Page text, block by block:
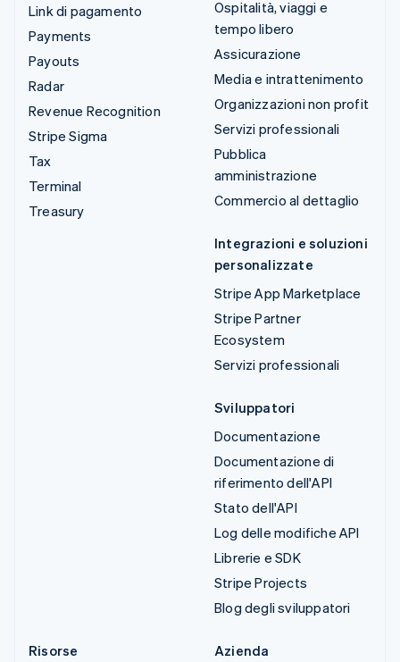
Link di pagamento
Payments
Payouts
Radar
Revenue Recognition
Stripe Sigma
Tax
Terminal
Treasury
Ospitalità, viaggi e
tempo libero
Assicurazione
Media e intrattenimento
Organizzazioni non profit
Servizi professionali
Pubblica
amministrazione
Commercio al dettaglio
Integrazioni e soluzioni
personalizzate
Stripe App Marketplace
Stripe Partner
Ecosystem
Servizi professionali
Sviluppatori
Documentazione
Documentazione di
riferimento dell'API
Stato dell'API
Log delle modifiche API
Librerie e SDK
Stripe Projects
Blog degli sviluppatori
Risorse
Azienda